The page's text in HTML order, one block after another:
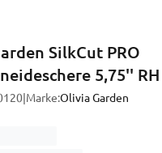
SilkCut PRO
5,75'' RH
Marke:Olivia Garden